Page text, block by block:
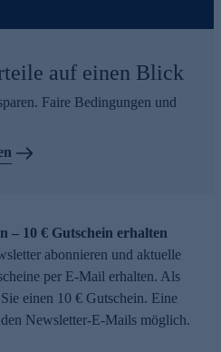
auf einen Blick
Faire Bedingungen und
– 10 € Gutschein erhalten
abonnieren und aktuelle
per E-Mail erhalten. Als
einen 10 € Gutschein. Eine
Newsletter-E-Mails möglich.